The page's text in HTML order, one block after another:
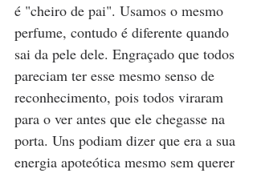
é "cheiro de pai". Usamos o mesmo
perfume, contudo é diferente quando
sai da pele dele. Engraçado que todos
pareciam ter esse mesmo senso de
reconhecimento, pois todos viraram
para o ver antes que ele chegasse na
porta. Uns podiam dizer que era a sua
energia apoteótica mesmo sem querer